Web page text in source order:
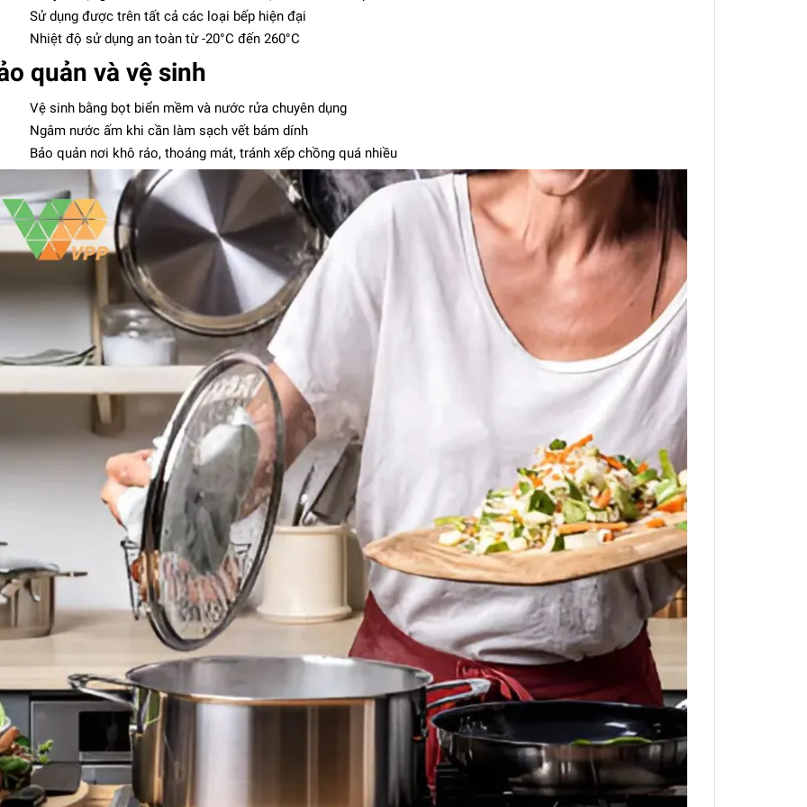
Sử dụng được trên tất cả các loại bếp hiện đại
Nhiệt độ sử dụng an toàn từ -20°C đến 260°C
quản và vệ sinh
Vệ sinh bằng bọt biển mềm và nước rửa chuyên dụng
Ngâm nước ấm khi cần làm sạch vết bám dính
Bảo quản nơi khô ráo, thoáng mát, tránh xếp chồng quá nhiều